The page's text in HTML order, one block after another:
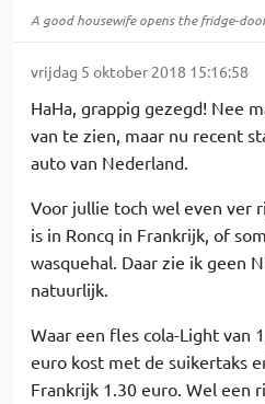
A good housewife opens the fridge-
vrijdag 5 oktober 2018 15:16:58
HaHa, grappig gezegd! Nee
van te zien, maar nu recent
auto van Nederland.
Voor jullie toch wel even ver
is in Roncq in Frankrijk, of
wasquehal. Daar zie ik geen
natuurlijk.
Waar een fles cola-Light van
euro kost met de suikertaks
Frankrijk 1.30 euro. Wel een